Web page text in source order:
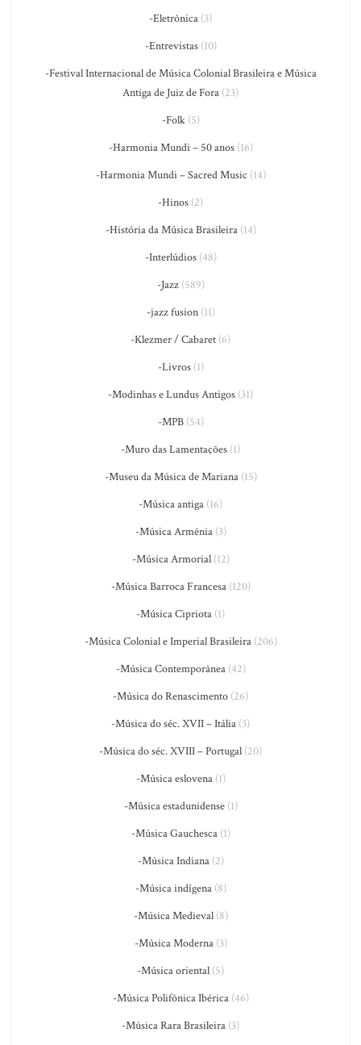
-Eletrônica (3)
-Entrevistas(10)
-Festival Internacional de Música Colonial Brasileira e Música
Antiga de Juiz de Fora (23)
-Folk(5)
-Harmonia Mundi – 50 anos(16)
-Harmonia Mundi – Sacred Music (14)
-Hinos (2)
-História da Música Brasileira(14)
-Interlúdios(48)
-Jazz(589)
-jazz fusion(11)
-Klezmer / Cabaret (6)
-Livros(1)
-Modinhas e Lundus Antigos (31)
-MPB(54)
-Muro das Lamentações (1)
-Museu da Música de Mariana(15)
-Música antiga (16)
-Música Armênia(3)
-Música Armorial(12)
-Música Barroca Francesa(120)
-Música Cipriota (1)
-Música Colonial e Imperial Brasileira(206)
-Música Contemporânea(42)
-Música do Renascimento (26)
-Música do séc. XVII – Itália (3)
-Música do séc. XVIII – Portugal (20)
-Música eslovena(1)
-Música estadunidense(1)
-Música Gauchesca(1)
-Música Indiana(2)
-Música indígena(8)
-Música Medieval(8)
-Música Moderna(3)
-Música oriental (5)
-Música Polifônica Ibérica(46)
-Música Rara Brasileira (3)